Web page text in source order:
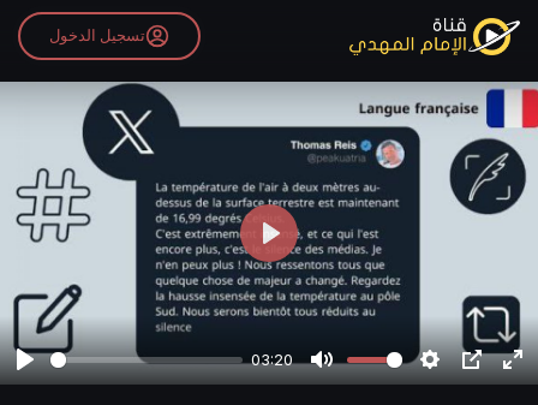
تسجيل الدخول
P
03:20
M
S
P
E
P
l
y